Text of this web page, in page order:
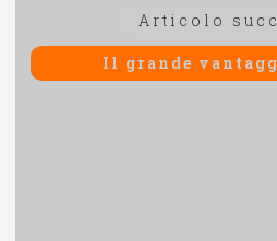
Articolo
Il grande